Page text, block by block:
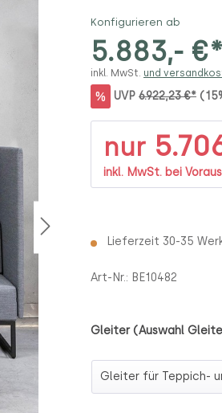
Konfigurieren ab
5.883,- €*
inkl. MwSt. und
% UVP 6.922,23 €*
nur
inkl. MwSt. bei
Lieferzeit 30-35
Art-Nr.: BE10482
Gleiter (Auswahl
Gleiter (Auswahl